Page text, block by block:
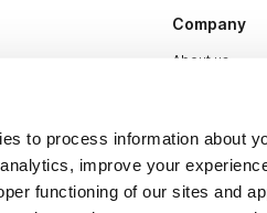
to process information about
improve your
functioning of our sites and
Company
About us
Plans & Pricing
Press